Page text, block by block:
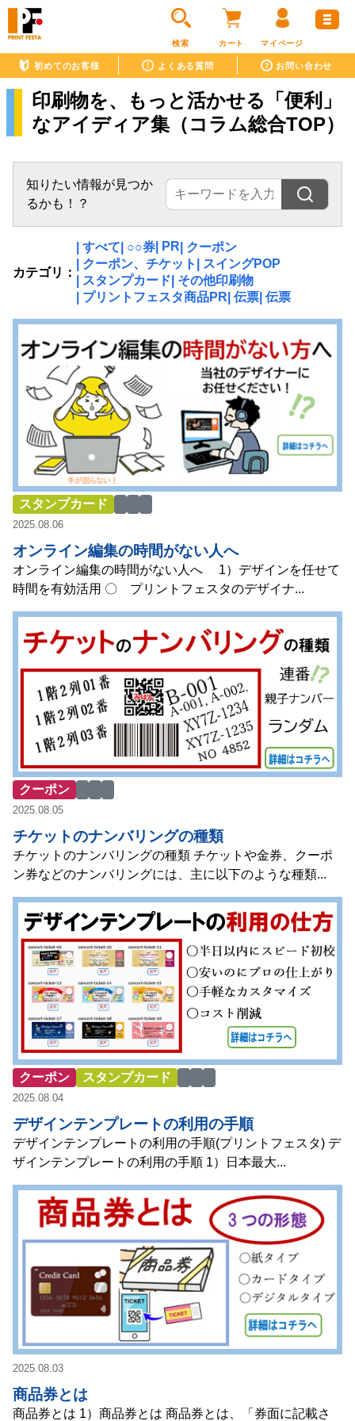
検索 カート マイページ
初めてのお客様 よくある質問 お問い合わせ
印刷物を、もっと活かせる「便利」
なアイディア集（コラム総合TOP）
知りたい情報が見つか
るかも！？
カテゴリ：
| すべて | ○○券 | PR | クーポン
| クーポン、チケット
| スイングPOP
| スタンプカード | その他印刷物
| プリントフェスタ商品PR | 伝票 | 伝票
スタンプカード
2025.08.06
オンライン編集の時間がない人へ
オンライン編集の時間がない人へ 1）デザインを任せて
時間を有効活用 〇 プリントフェスタのデザイナ...
クーポン
2025.08.05
チケットのナンバリングの種類
チケットのナンバリングの種類 チケットや金券、クーポ
ン券などのナンバリングには、主に以下のような種類...
クーポン スタンプカード
2025.08.04
デザインテンプレートの利用の手順
デザインテンプレートの利用の手順(プリントフェスタ) デ
ザインテンプレートの利用の手順 1）日本最大...
2025.08.03
商品券とは
商品券とは 1）商品券とは 商品券とは、「券面に記載さ